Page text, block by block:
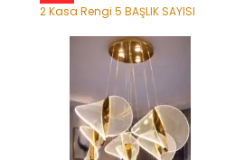
2 Kasa Rengi 5 BAŞLIK SAYISI